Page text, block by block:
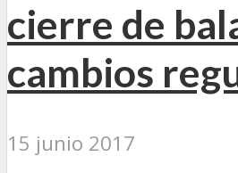
cierre de
cambios
15 junio 2017